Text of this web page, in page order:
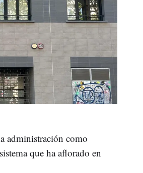
administración como
que ha aflorado en